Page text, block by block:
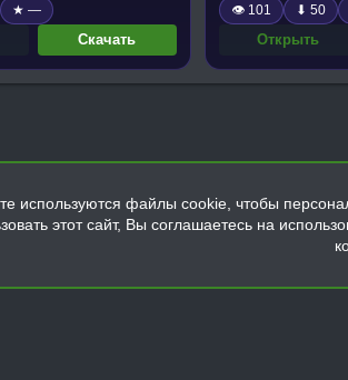
★ —
Скачать
👁 101 ⬇ 50
Открыть
используются файлы cookie, чтобы
этот сайт, Вы соглашаетесь на